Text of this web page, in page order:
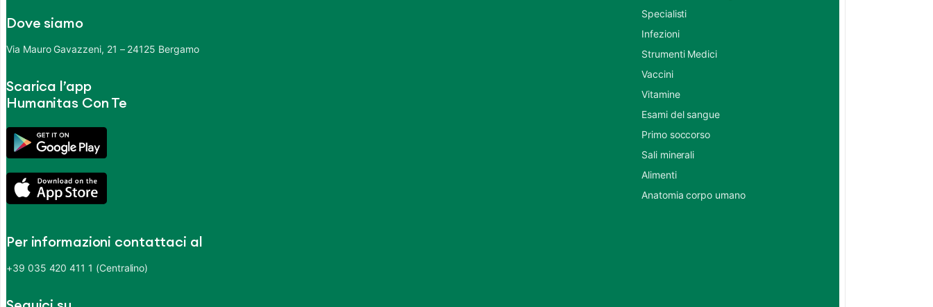
Dove siamo
Via Mauro Gavazzeni, 21 – 24125 Bergamo
Scarica l’app
Humanitas Con Te
Per informazioni contattaci al
+39 035 420 411 1 (Centralino)
Specialisti
Infezioni
Strumenti Medici
Vaccini
Vitamine
Esami del sangue
Primo soccorso
Sali minerali
Alimenti
Anatomia corpo umano